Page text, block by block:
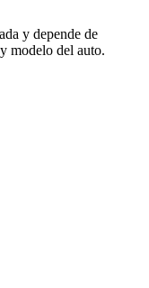
y depende de
modelo del auto.